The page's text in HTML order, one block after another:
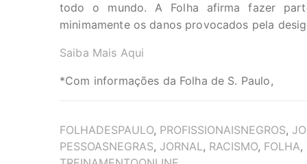
todo o mundo. A Folha afirma fazer
minimamente os danos provocados pela
Saiba Mais Aqui
*Com informações da Folha de S. Paulo,
TAGS
FOLHADESPAULO, PROFISSIONAISNEGROS,
PESSOASNEGRAS, JORNAL, RACISMO, FOLHA,